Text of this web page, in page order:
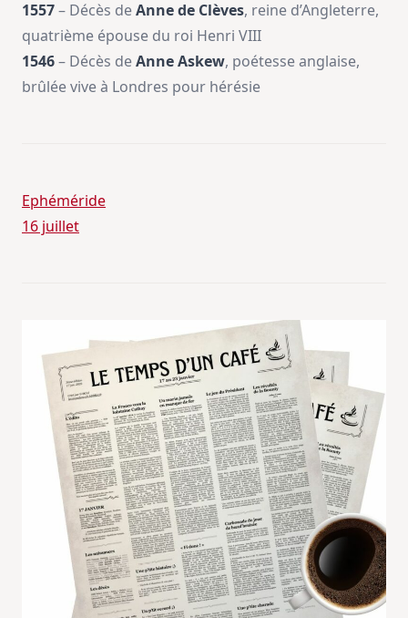
1557– Décès deAnne de Clèves, reine d’Angleterre,
quatrième épouse du roi Henri VIII
1546– Décès deAnne Askew, poétesse anglaise,
brûlée vive à Londres pour hérésie
Ephéméride
16 juillet